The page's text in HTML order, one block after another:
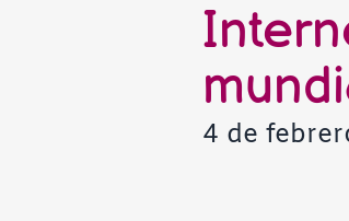
4 de